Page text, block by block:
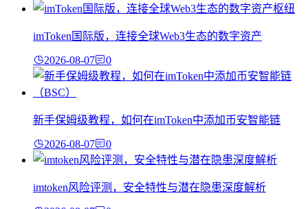
imToken国际版，连接全球Web3生态的数字资产
2026-08-07 0
新手保姆级教程，如何在imToken中添加币安智能链
2026-08-07 0
imtoken风险评测，安全特性与潜在隐患深度解析